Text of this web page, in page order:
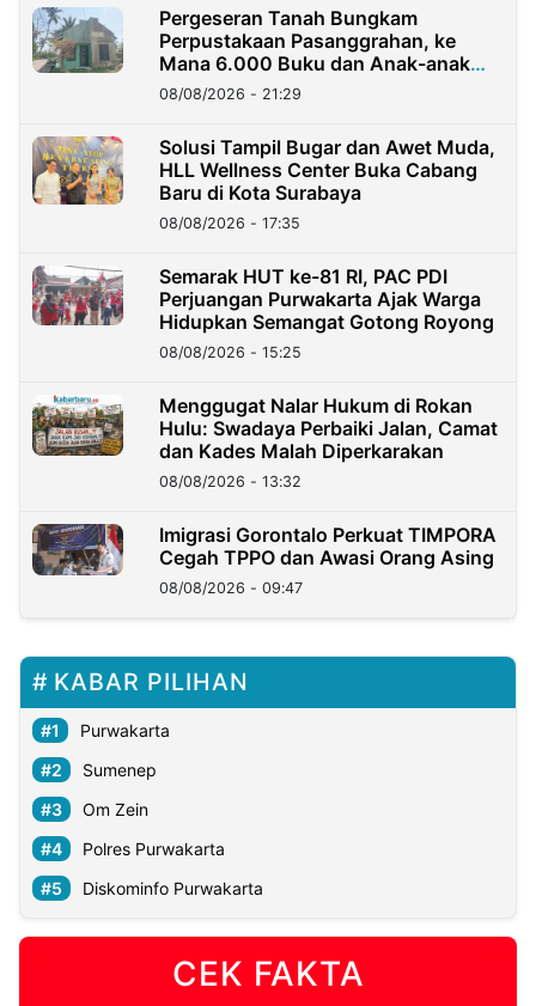
Pergeseran Tanah Bungkam
Perpustakaan Pasanggrahan, ke
Mana 6.000 Buku dan Anak-anak
Kini?
08/08/2026 - 21:29
Solusi Tampil Bugar dan Awet Muda,
HLL Wellness Center Buka Cabang
Baru di Kota Surabaya
08/08/2026 - 17:35
Semarak HUT ke-81 RI, PAC PDI
Perjuangan Purwakarta Ajak Warga
Hidupkan Semangat Gotong Royong
08/08/2026 - 15:25
Menggugat Nalar Hukum di Rokan
Hulu: Swadaya Perbaiki Jalan, Camat
dan Kades Malah Diperkarakan
08/08/2026 - 13:32
Imigrasi Gorontalo Perkuat TIMPORA
Cegah TPPO dan Awasi Orang Asing
08/08/2026 - 09:47
KABAR PILIHAN
Purwakarta
Sumenep
Om Zein
Polres Purwakarta
Diskominfo Purwakarta
CEK FAKTA